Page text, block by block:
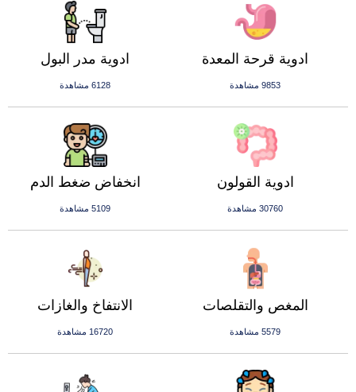
ادوية مدر البول
6128 مشاهدة
ادوية قرحة المعدة
9853 مشاهدة
انخفاض ضغط الدم
5109 مشاهدة
ادوية القولون
30760 مشاهدة
الانتفاخ والغازات
16720 مشاهدة
المغص والتقلصات
5579 مشاهدة